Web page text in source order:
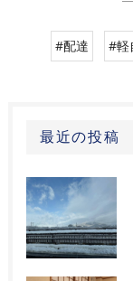
#配達 #軽
最近の投稿